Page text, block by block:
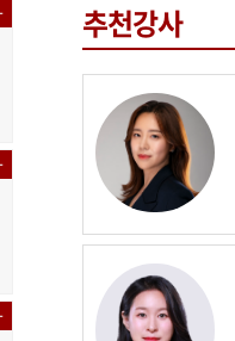
추천강사